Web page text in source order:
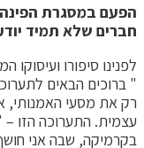
הפעם במסגרת
חברים שלא תמיד
לפנינו סיפורו
" ברוכים הבאים
רק את מסעי האמנותי,
עצמית. התערוכה הזו
בקרמיקה, שבה אני